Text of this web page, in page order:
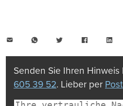
WhatsAppTwitter Facebook
Senden Sie Ihren Hinweis
605 39 52. Lieber per Post